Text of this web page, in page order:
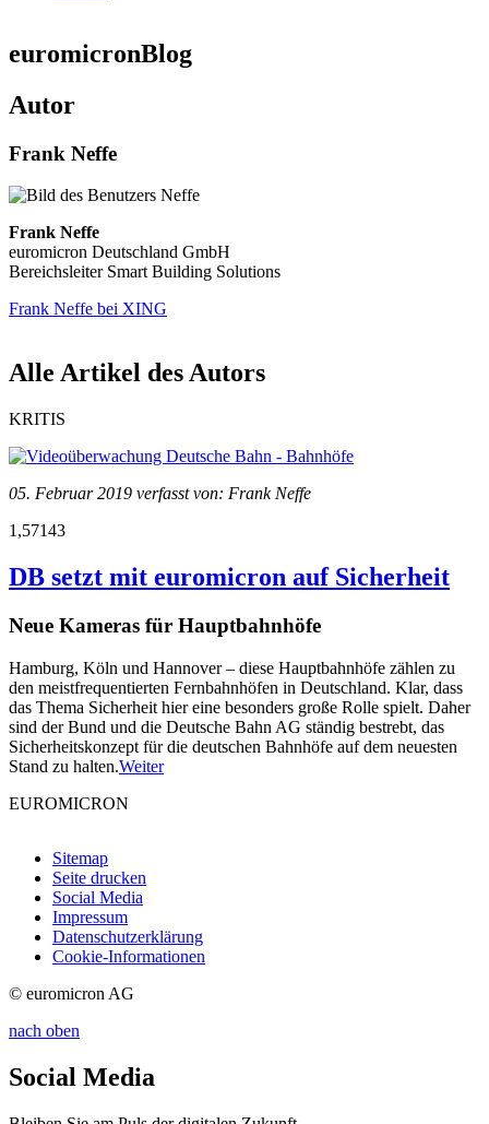
euromicronBlog
Autor
Frank Neffe
Frank Neffe
euromicron Deutschland GmbH
Bereichsleiter Smart Building Solutions
Frank Neffe bei XING
Alle Artikel des Autors
KRITIS
05. Februar 2019 verfasst von: Frank Neffe
1,57143
DB setzt mit euromicron auf Sicherheit
Neue Kameras für Hauptbahnhöfe
Hamburg, Köln und Hannover – diese Hauptbahnhöfe zählen zu
den meistfrequentierten Fernbahnhöfen in Deutschland. Klar, dass
das Thema Sicherheit hier eine besonders große Rolle spielt. Daher
sind der Bund und die Deutsche Bahn AG ständig bestrebt, das
Sicherheitskonzept für die deutschen Bahnhöfe auf dem neuesten
Stand zu halten.Weiter
EUROMICRON
Sitemap
Seite drucken
Social Media
Impressum
Datenschutzerklärung
Cookie-Informationen
© euromicron AG
nach oben
Social Media